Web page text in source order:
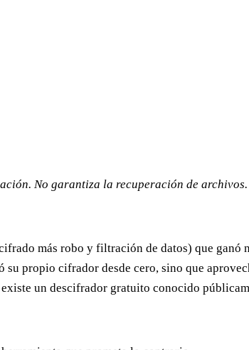
No garantiza la recuperación de archivos.
más robo y filtración de datos) que ganó
propio cifrador desde cero, sino que
un descifrador gratuito conocido